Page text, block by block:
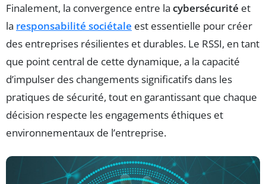
Finalement, la convergence entre la cybersécurité et
la responsabilité sociétale est essentielle pour créer
des entreprises résilientes et durables. Le RSSI, en tant
que point central de cette dynamique, a la capacité
d’impulser des changements significatifs dans les
pratiques de sécurité, tout en garantissant que chaque
décision respecte les engagements éthiques et
environnementaux de l’entreprise.